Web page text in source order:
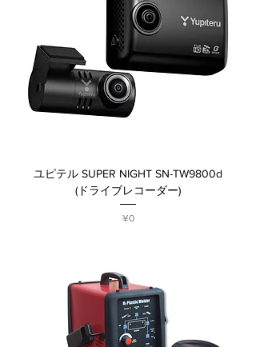
ユピテル SUPER NIGHT SN-TW9800d
(ドライブレコーダー)
Price
¥0